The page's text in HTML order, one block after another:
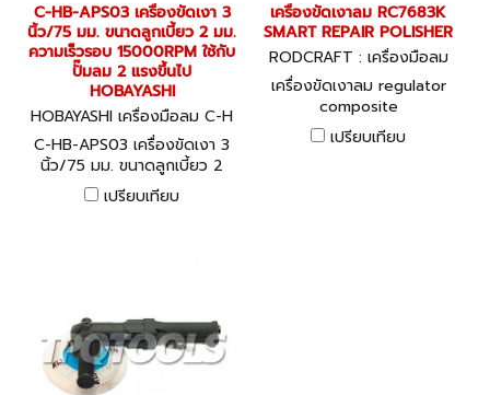
C-HB-APS03 เครื่องขัดเงา 3
นิ้ว/75 มม. ขนาดลูกเบี้ยว 2 มม.
ความเร็วรอบ 15000RPM ใช้กับ
ปั๊มลม 2 แรงขึ้นไป
HOBAYASHI
HOBAYASHI เครื่องมือลม C-H
B-APS03
C-HB-APS03 เครื่องขัดเงา 3
นิ้ว/75 มม. ขนาดลูกเบี้ยว 2
มม. ความเร็วรอบ 15000RPM
ใช้กับปั๊มลม 2 แรงขึ้นไป
เปรียบเทียบ
เครื่องขัดเงาลม RC7683K
SMART REPAIR POLISHER
RODCRAFT : เครื่องมือลม
เครื่องขัดเงาลม regulator
composite
เปรียบเทียบ